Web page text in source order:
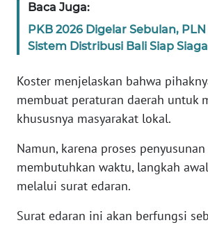
Baca Juga:
PKB 2026 Digelar Sebulan,
Sistem Distribusi Bali Siap Siaga
Koster menjelaskan bahwa
membuat peraturan daerah untuk
khususnya masyarakat lokal.
Namun, karena proses
membutuhkan waktu, langkah
melalui surat edaran.
Surat edaran ini akan berfungsi
JAKARTA
WN
WN
BANTEN
WN
NTT
KEPRI